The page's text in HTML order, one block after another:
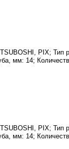
PIX; Тип
мм: 14;
PIX; Тип
мм: 14;